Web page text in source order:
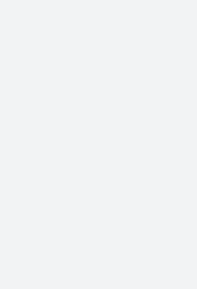
модель
кофемашин
в
проверяются
электронная
система